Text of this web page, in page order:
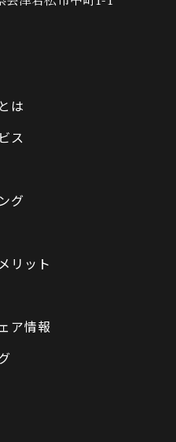
は
ス
グ
リット
ア情報